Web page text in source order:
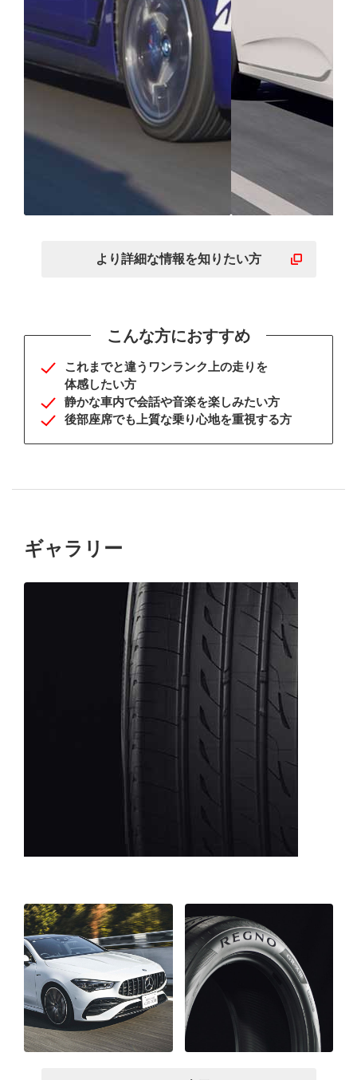
能が高いレベルで融合
む贅沢な体験
より詳細な情報を知りたい方
こんな方におすすめ
これまでと違う ワンランク上の走りを
体感したい方
静かな車内で会話や音楽を楽しみたい方
後部座席でも 上質な乗り心地を重視する方
ギャラリー